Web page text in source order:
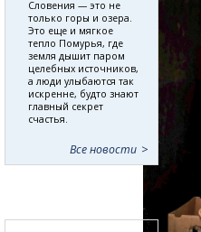
Словения — это не
только горы и озера.
Это еще и мягкое
тепло Помурья, где
земля дышит паром
целебных источников,
а люди улыбаются так
искренне, будто знают
главный секрет
счастья.
Все новости